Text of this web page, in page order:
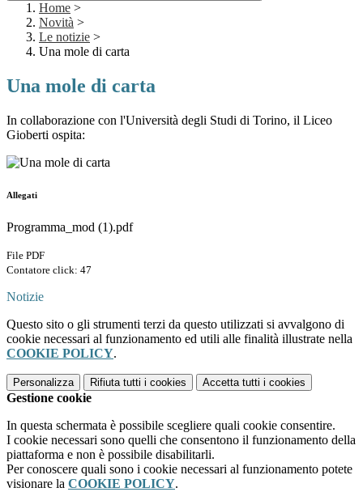
Home >
Novità >
Le notizie >
Una mole di carta
Una mole di carta
In collaborazione con l'Università degli Studi di Torino, il Liceo
Gioberti ospita:
Allegati
Programma_mod (1).pdf
File PDF
Contatore click: 47
Notizie
Questo sito o gli strumenti terzi da questo utilizzati si avvalgono di
cookie necessari al funzionamento ed utili alle finalità illustrate nella
COOKIE POLICY.
Personalizza Rifiuta tutti i cookies Accetta tutti i cookies
Gestione cookie
In questa schermata è possibile scegliere quali cookie consentire.
I cookie necessari sono quelli che consentono il funzionamento della
piattaforma e non è possibile disabilitarli.
Per conoscere quali sono i cookie necessari al funzionamento potete
visionare la COOKIE POLICY.